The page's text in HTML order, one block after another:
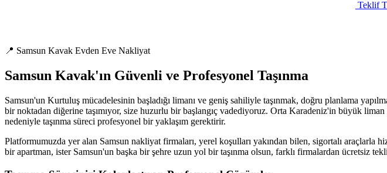
Teklif
📍 Samsun Kavak Evden Eve Nakliyat
Samsun Kavak'ın Güvenli ve Profesyonel Taşınma
Samsun'un Kurtuluş mücadelesinin başladığı limanı ve geniş sahiliyle taşınmak, doğru planlama
bir noktadan diğerine taşımıyor, size huzurlu bir başlangıç vadediyoruz. Orta Karadeniz'in büyük
nedeniyle taşınma süreci profesyonel bir yaklaşım gerektirir.
Platformumuzda yer alan Samsun nakliyat firmaları, yerel koşulları yakından bilen, sigortalı
bir apartman, ister Samsun'un başka bir şehre uzun yol bir taşınma olsun, farklı firmalardan ücretsiz